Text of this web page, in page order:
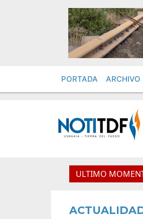
PORTADA ARCHIVO
ULTIMO
boliviana”, afirmó Becerra